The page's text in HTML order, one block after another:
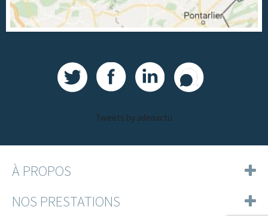
Tweets by adeoactu
À PROPOS
NOS PRESTATIONS